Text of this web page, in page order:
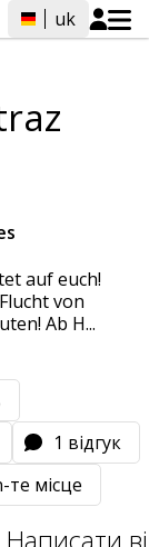
uk
auf euch!
von
Ab H...
1 відгук
те місце